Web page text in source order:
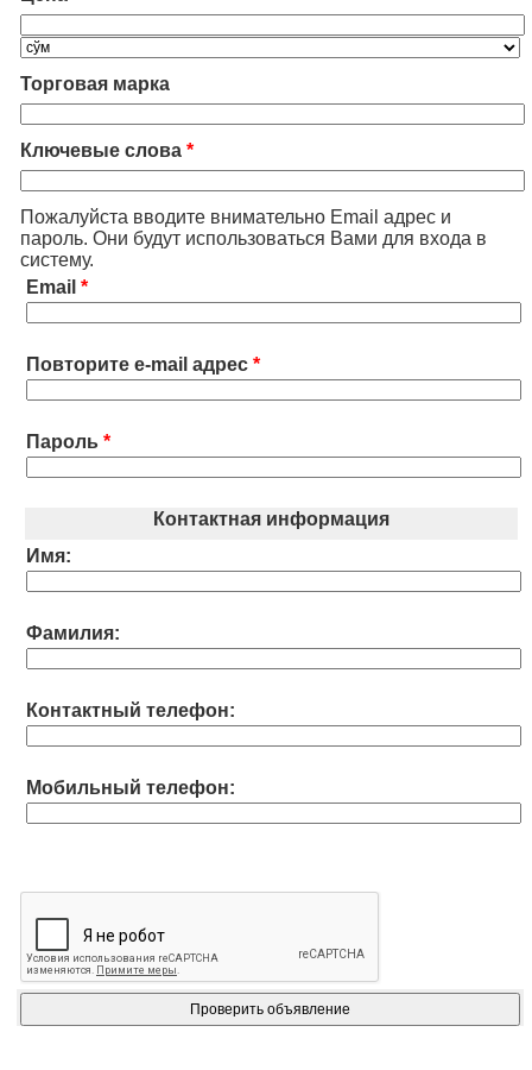
Торговая марка
Ключевые слова *
Пожалуйста вводите внимательно Email адрес и
пароль. Они будут использоваться Вами для входа в
систему.
Email *
Повторите e-mail адрес *
Пароль *
Контактная информация
Имя:
Фамилия:
Контактный телефон:
Мобильный телефон: